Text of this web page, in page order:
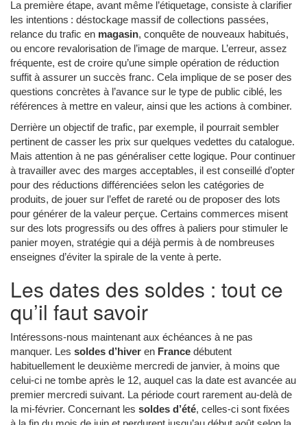
La première étape, avant même l’étiquetage, consiste à clarifier
les intentions : déstockage massif de collections passées,
relance du trafic en magasin, conquête de nouveaux habitués,
ou encore revalorisation de l’image de marque. L’erreur, assez
fréquente, est de croire qu’une simple opération de réduction
suffit à assurer un succès franc. Cela implique de se poser des
questions concrètes à l’avance sur le type de public ciblé, les
références à mettre en valeur, ainsi que les actions à combiner.
Derrière un objectif de trafic, par exemple, il pourrait sembler
pertinent de casser les prix sur quelques vedettes du catalogue.
Mais attention à ne pas généraliser cette logique. Pour continuer
à travailler avec des marges acceptables, il est conseillé d’opter
pour des réductions différenciées selon les catégories de
produits, de jouer sur l’effet de rareté ou de proposer des lots
pour générer de la valeur perçue. Certains commerces misent
sur des lots progressifs ou des offres à paliers pour stimuler le
panier moyen, stratégie qui a déjà permis à de nombreuses
enseignes d’éviter la spirale de la vente à perte.
Les dates des soldes : tout ce
qu’il faut savoir
Intéressons-nous maintenant aux échéances à ne pas
manquer. Les soldes d’hiver en France débutent
habituellement le deuxième mercredi de janvier, à moins que
celui-ci ne tombe après le 12, auquel cas la date est avancée au
premier mercredi suivant. La période court rarement au-delà de
la mi-février. Concernant les soldes d’été, celles-ci sont fixées